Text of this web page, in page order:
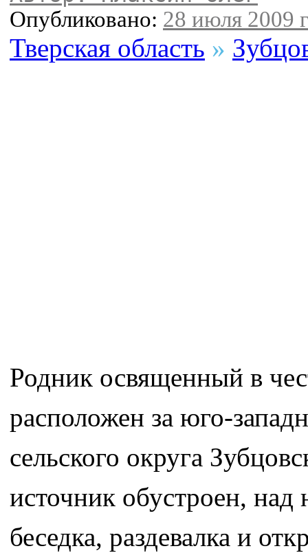
Опубликовано: 28 июля 2009
Тверская область »
Родник освященный в
расположен за юго-
сельского округа
источник обустроен, над
беседка, раздевалка и